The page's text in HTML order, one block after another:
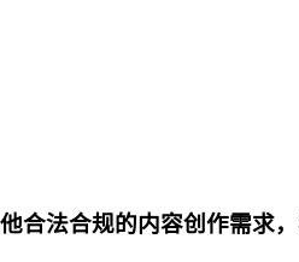
合法合规的内容创作需求